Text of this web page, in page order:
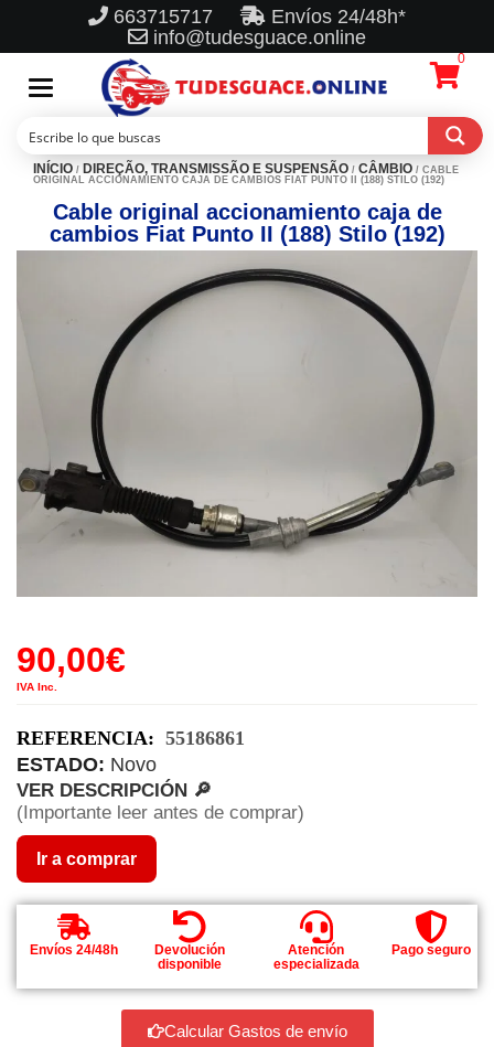
663715717
Envíos 24/48h*
info@tudesguace.online
Toggle
navigation
0
INÍCIO / DIREÇÃO, TRANSMISSÃO E SUSPENSÃO / CÂMBIO / CABLE
ORIGINAL ACCIONAMIENTO CAJA DE CAMBIOS FIAT PUNTO II (188) STILO (192)
Cable original accionamiento caja de
cambios Fiat Punto II (188) Stilo (192)
90,00€
IVA Inc.
REFERENCIA: 55186861
ESTADO: Novo
VER DESCRIPCIÓN 🔎
(Importante leer antes de comprar)
Ir a comprar
Envíos 24/48h
Devolución
disponible
Atención
especializada
Pago seguro
Calcular Gastos de envío